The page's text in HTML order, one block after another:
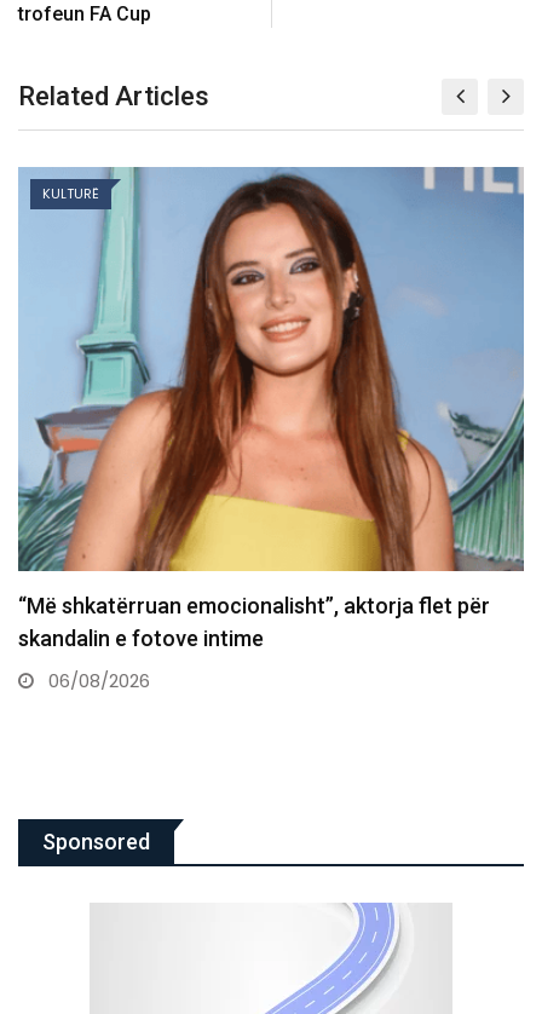
trofeun FA Cup
Related Articles
KULTURË
Dëshmi të reja hedhin dritë mbi vrasjen e Tupac
Shakur
06/08/2026
Sponsored